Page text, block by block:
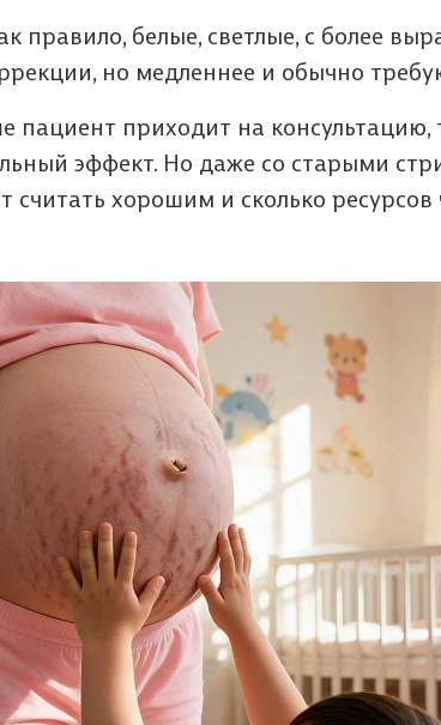
правило, белые, светлые, с более
но медленнее и обычно
пациент приходит на консультацию,
эффект. Но даже со старыми
считать хорошим и сколько